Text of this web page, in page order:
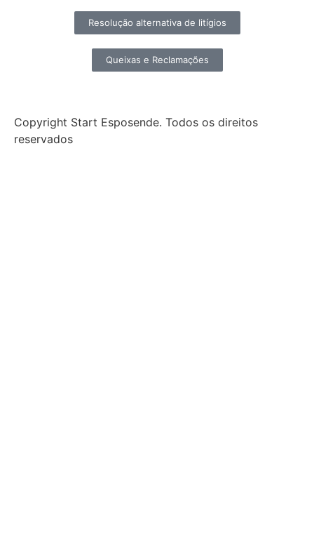
Resolução alternativa de litígios
Queixas e Reclamações
Copyright Start Esposende. Todos os direitos
reservados